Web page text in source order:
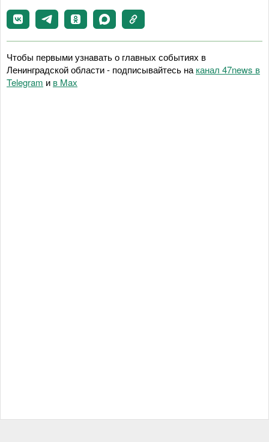
Чтобы первыми узнавать о главных событиях в
Ленинградской области - подписывайтесь на канал 47news в
Telegram и в Maх